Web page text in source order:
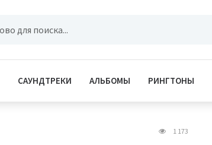
САУНДТРЕКИ АЛЬБОМЫ РИНГТОНЫ
1 173